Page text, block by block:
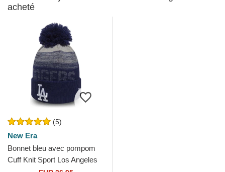
acheté
(5)
New Era
Bonnet bleu avec pompom
Cuff Knit Sport Los Angeles